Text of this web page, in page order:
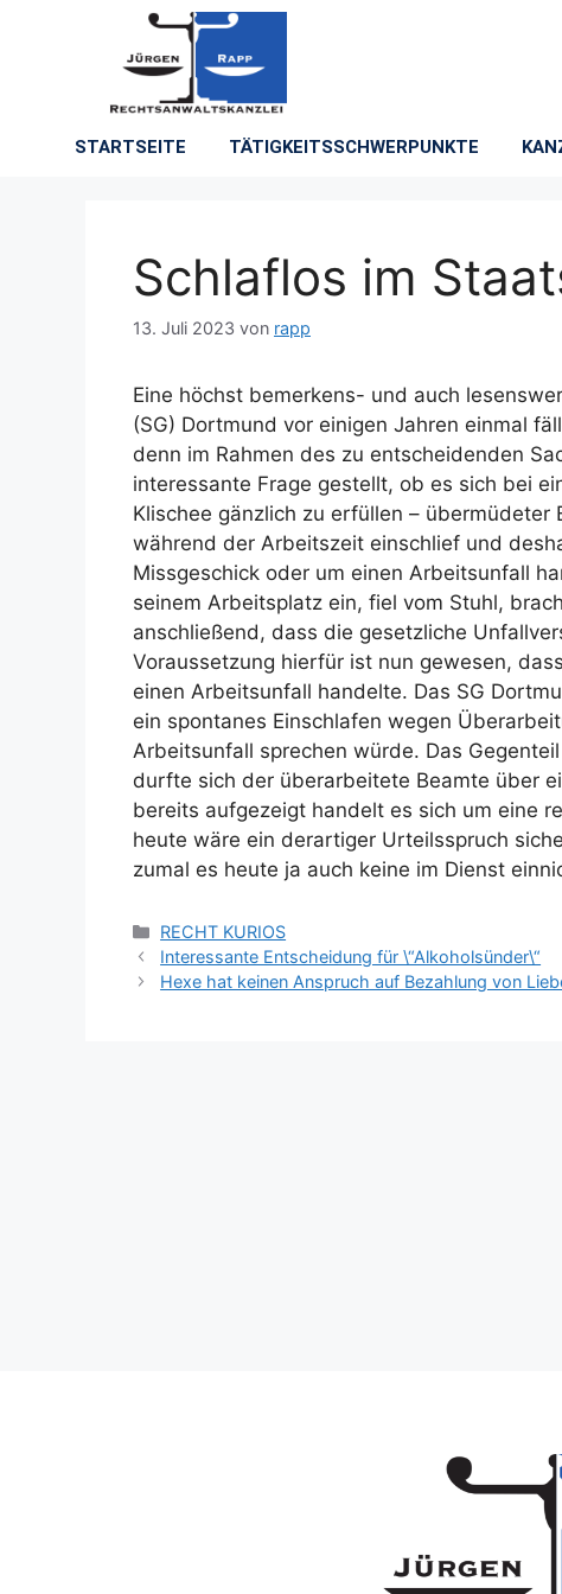
STARTSEITE TÄTIGKEITSSCHWERPUNKTE
Schlaflos im
13. Juli 2023 von rapp
Eine höchst bemerkens- und auch
(SG) Dortmund vor einigen Jahren einmal
denn im Rahmen des zu entscheidenden
interessante Frage gestellt, ob es sich bei
Klischee gänzlich zu erfüllen –
während der Arbeitszeit einschlief und
Missgeschick oder um einen Arbeitsunfall
seinem Arbeitsplatz ein, fiel vom Stuhl,
anschließend, dass die gesetzliche
Voraussetzung hierfür ist nun gewesen,
einen Arbeitsunfall handelte. Das SG
ein spontanes Einschlafen wegen
Arbeitsunfall sprechen würde. Das
durfte sich der überarbeitete Beamte über
bereits aufgezeigt handelt es sich um eine
heute wäre ein derartiger Urteilsspruch
zumal es heute ja auch keine im Dienst
RECHT KURIOS
Interessante Entscheidung für \“Alkoholsünder\“
Hexe hat keinen Anspruch auf Bezahlung von